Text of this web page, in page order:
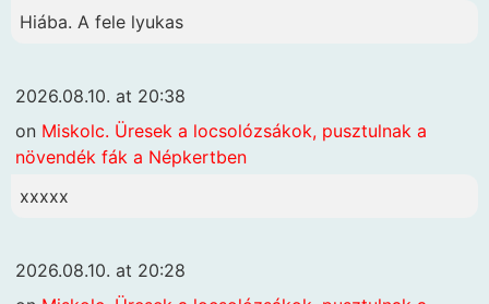
Hiába. A fele lyukas
2026.08.10. at 20:38
on Miskolc. Üresek a locsolózsákok, pusztulnak a
növendék fák a Népkertben
xxxxx
2026.08.10. at 20:28